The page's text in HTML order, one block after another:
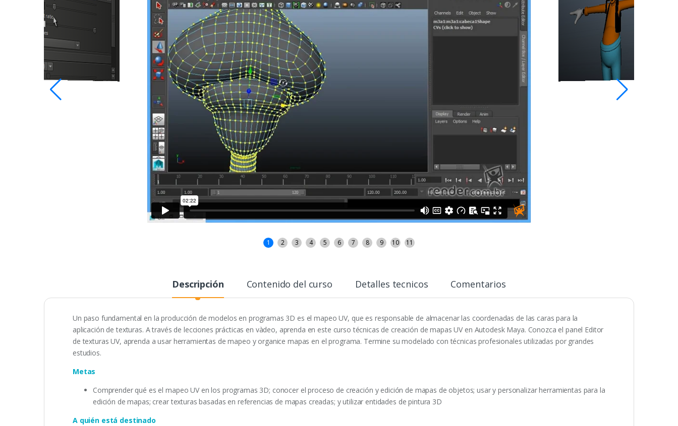
1 2 3 4 5 6 7 8 9 10 11
Descripción Contenido del curso Detalles tecnicos Comentarios
Un paso fundamental en la producción de modelos en programas 3D es el mapeo UV, que es responsable de almacenar las coordenadas de las caras para la
aplicación de texturas. A través de lecciones prácticas en và­deo, aprenda en este curso técnicas de creación de mapas UV en Autodesk Maya. Conozca el panel Editor
de texturas UV, aprenda a usar herramientas de mapeo y organice mapas en el programa. Termine su modelado con técnicas profesionales utilizadas por grandes
estudios.
Metas
Comprender qué es el mapeo UV en los programas 3D; conocer el proceso de creación y edición de mapas de objetos; usar y personalizar herramientas para la
edición de mapas; crear texturas basadas en referencias de mapas creadas; y utilizar entidades de pintura 3D
A quién está destinado